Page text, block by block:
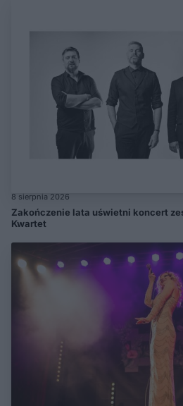
8 sierpnia 2026
Zakończenie lata uświetni koncert
Kwartet